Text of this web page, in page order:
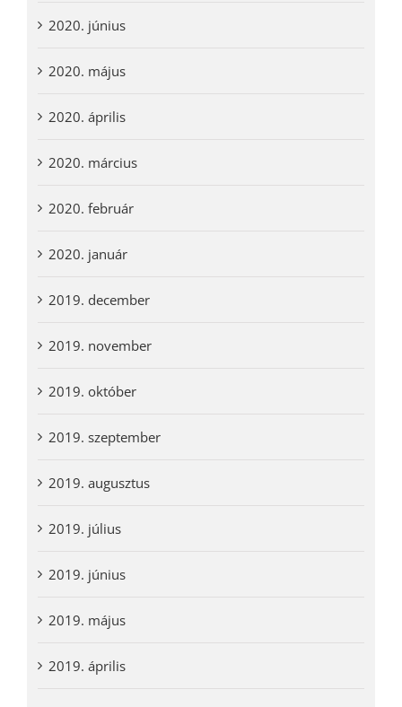
2020. június
2020. május
2020. április
2020. március
2020. február
2020. január
2019. december
2019. november
2019. október
2019. szeptember
2019. augusztus
2019. július
2019. június
2019. május
2019. április